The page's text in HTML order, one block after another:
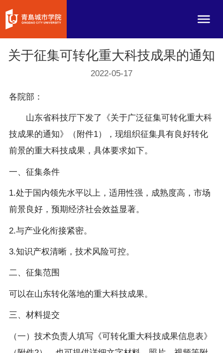
关于征集可转化重大科技成果的通知
2022-05-17
各院部：
山东省科技厅下发了《关于广泛征集可转化重大科
技成果的通知》（附件1），现组织征集具有良好转化
前景的重大科技成果，具体要求如下。
一、征集条件
1.处于国内领先水平以上，适用性强，成熟度高，市场
前景良好，预期经济社会效益显著。
2.与产业化衔接紧密。
3.知识产权清晰，技术风险可控。
二、征集范围
可以在山东转化落地的重大科技成果。
三、材料提交
（一）技术负责人填写《可转化重大科技成果信息表》